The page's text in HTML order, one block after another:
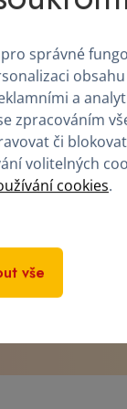
vzhledem
Takže
správné
a
zpracováním
či
volitelných
cookies.
vše